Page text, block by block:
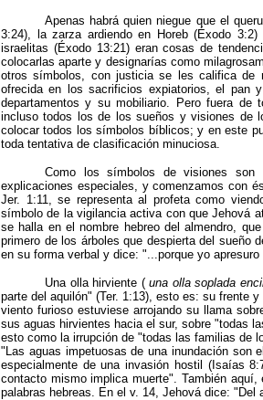
Apenas habrá quien niegue que el
3:24), la zarza ardiendo en Horeb (Éxodo
israelitas (Éxodo 13:21) eran cosas de
colocarlas aparte y designarías como
otros símbolos, con justicia se les califica de
ofrecida en los sacrificios expiatorios, el
departamentos y su mobiliario. Pero fuera
incluso todos los de los sueños y visiones de
colocar todos los símbolos bíblicos; y en este
toda tentativa de clasificación minuciosa.
Como los símbolos de visiones
explicaciones especiales, y comenzamos con
Jer. 1:11, se representa al profeta como
símbolo de la vigilancia activa con que Jehová
se halla en el nombre hebreo del almendro,
primero de los árboles que despierta del sueño
en su forma verbal y dice: "...porque yo
Una olla hirviente ( una olla soplada
parte del aquilón" (Ter. 1:13), esto es: su frente
viento furioso estuviese arrojando su llama
sus aguas hirvientes hacia el sur, sobre "todas
esto como la irrupción de "todas las familias de
"Las aguas impetuosas de una inundación son
especialmente de una invasión hostil (Isaías
contacto mismo implica muerte". También
palabras hebreas. En el v. 14, Jehová dice: